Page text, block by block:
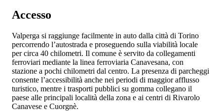
Accesso
Valperga si raggiunge facilmente in auto dalla città di Torino
percorrendo l’autostrada e proseguendo sulla viabilità locale
per circa 40 chilometri. Il comune è servito da collegamenti
ferroviari mediante la linea ferroviaria Canavesana, con
stazione a pochi chilometri dal centro. La presenza di parcheggi
consente l’accessibilità anche nei periodi di maggior afflusso
turistico, mentre i trasporti pubblici su gomma collegano il
paese alle principali località della zona e ai centri di Rivarolo
Canavese e Cuorgnè.